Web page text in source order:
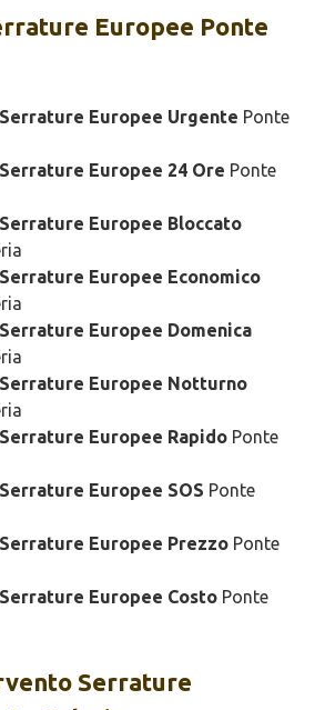
Europee Ponte
Europee Urgente Ponte
Europee 24 Ore Ponte
Europee Bloccato
Europee Economico
Europee Domenica
Europee Notturno
Europee Rapido Ponte
Europee SOS Ponte
Europee Prezzo Ponte
Europee Costo Ponte
Serrature